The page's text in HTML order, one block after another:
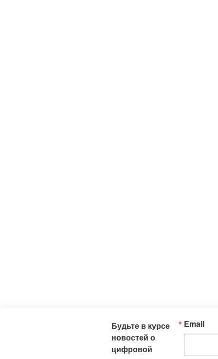
Будьте в курсе
новостей о
цифровой
Email